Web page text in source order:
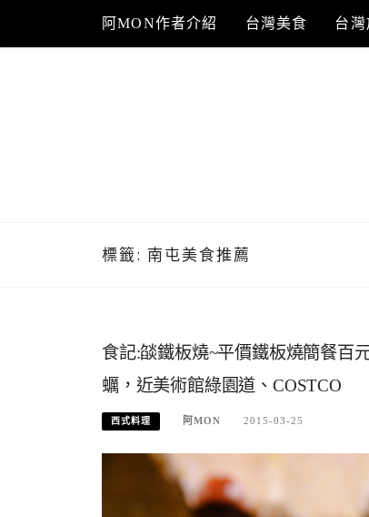
content
阿MON作者介紹 台灣美食 台灣
標籤: 南屯美食推薦
食記:燄鐵板燒~平價鐵板燒簡餐百
蠣，近美術館綠園道、COSTCO
西式料理 阿MON 2015-03-25